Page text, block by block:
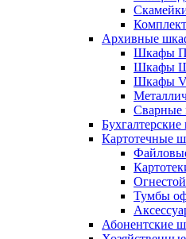
Архивные
Шкафы
Шкафы
Шкафы
Картотечные
Тумбы
Абонентские